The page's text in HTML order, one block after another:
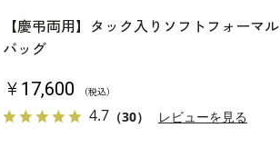
【慶弔両用】タック入りソフトフォーマル
バッグ
￥17,600 （税込）
4.7（30） レビューを見る